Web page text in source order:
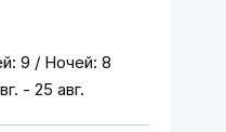
9 / Ночей: 8
- 25 авг.